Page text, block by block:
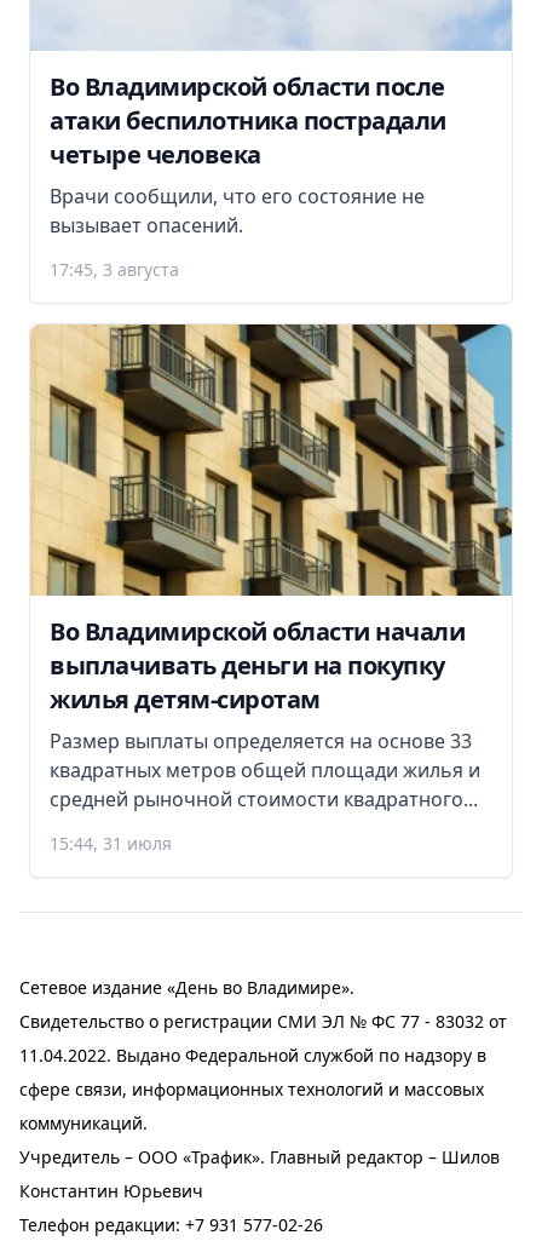
Во Владимирской области после
атаки беспилотника пострадали
четыре человека
Врачи сообщили, что его состояние не
вызывает опасений.
17:45, 3 августа
Во Владимирской области начали
выплачивать деньги на покупку
жилья детям-сиротам
Размер выплаты определяется на основе 33
квадратных метров общей площади жилья и
средней рыночной стоимости квадратного...
15:44, 31 июля
Сетевое издание «День во Владимире».
Свидетельство о регистрации СМИ ЭЛ № ФС 77 - 83032 от
11.04.2022. Выдано Федеральной службой по надзору в
сфере связи, информационных технологий и массовых
коммуникаций.
Учредитель – ООО «Трафик». Главный редактор – Шилов
Константин Юрьевич
Телефон редакции: +7 931 577-02-26